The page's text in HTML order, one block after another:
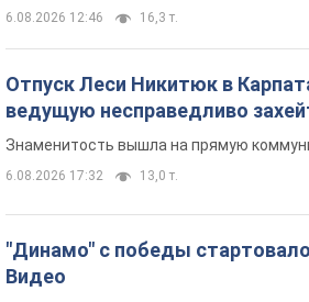
6.08.2026 12:46 16,3 т.
Отпуск Леси Никитюк в
ведущую несправедливо
Знаменитость вышла на прямую
6.08.2026 17:32 13,0 т.
"Динамо" с победы
Видео